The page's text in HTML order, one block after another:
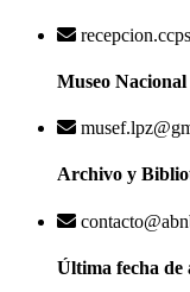
Museo
Archivo y
Última fecha de